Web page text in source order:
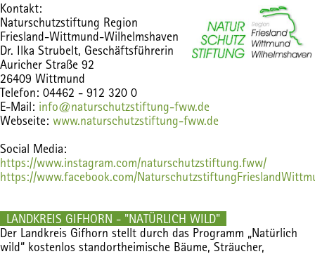
Kontakt:
Naturschutzstiftung Region
Friesland-Wittmund-Wilhelmshaven
Dr. Ilka Strubelt, Geschäftsführerin
Auricher Straße 92
26409 Wittmund
Telefon: 04462 - 912 320 0
E-Mail: info@naturschutzstiftung-fww.de
Webseite: www.naturschutzstiftung-fww.de
Social Media:
https://www.instagram.com/naturschutzstiftung.fww/
https://www.facebook.com/
LANDKREIS GIFHORN - "NATÜRLICH WILD"
Der Landkreis Gifhorn stellt durch das Programm „Natürlich
wild“ kostenlos standortheimische Bäume, Sträucher,